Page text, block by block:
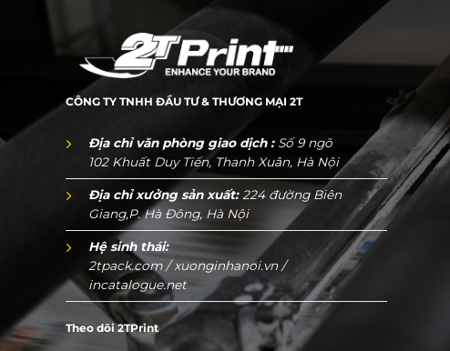
CÔNG TY TNHH ĐẦU TƯ & THƯƠNG MẠI 2T
Địa chỉ văn phòng giao dịch :Số 9 ngõ
102 Khuất Duy Tiến, Thanh Xuân, Hà Nội
Địa chỉ xưởng sản xuất:224 đường Biên
Giang,P. Hà Đông, Hà Nội
Hệ sinh thái:
2tpack.com /xuonginhanoi.vn /
incatalogue.net
Theo dõi 2TPrint